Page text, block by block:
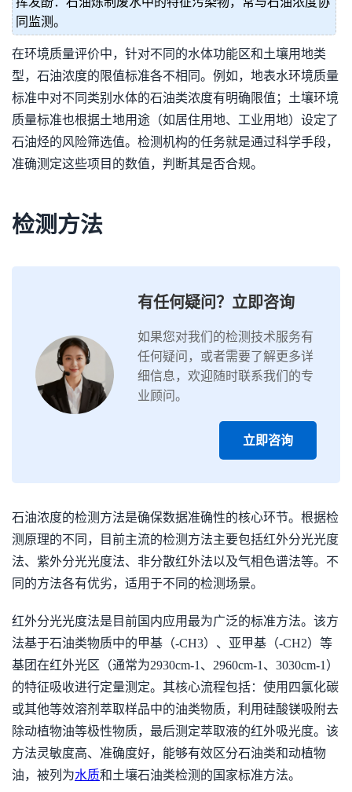
同监测。
在环境质量评价中，针对不同的水体功能区和土壤用地类
型，石油浓度的限值标准各不相同。例如，地表水环境质量
标准中对不同类别水体的石油类浓度有明确限值；土壤环境
质量标准也根据土地用途（如居住用地、工业用地）设定了
石油烃的风险筛选值。检测机构的任务就是通过科学手段，
准确测定这些项目的数值，判断其是否合规。
检测方法
有任何疑问？立即咨询
如果您对我们的检测技术服务有
任何疑问，或者需要了解更多详
细信息，欢迎随时联系我们的专
业顾问。
立即咨询
石油浓度的检测方法是确保数据准确性的核心环节。根据检
测原理的不同，目前主流的检测方法主要包括红外分光光度
法、紫外分光光度法、非分散红外法以及气相色谱法等。不
同的方法各有优劣，适用于不同的检测场景。
红外分光光度法是目前国内应用最为广泛的标准方法。该方
法基于石油类物质中的甲基（-CH3）、亚甲基（-CH2）等
基团在红外光区（通常为2930cm-1、2960cm-1、3030cm-1）
的特征吸收进行定量测定。其核心流程包括：使用四氯化碳
或其他等效溶剂萃取样品中的油类物质，利用硅酸镁吸附去
除动植物油等极性物质，最后测定萃取液的红外吸光度。该
方法灵敏度高、准确度好，能够有效区分石油类和动植物
油，被列为水质和土壤石油类检测的国家标准方法。